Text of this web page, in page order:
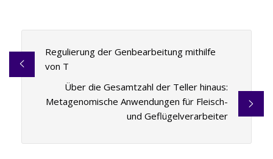
Regulierung der Genbearbeitung mithilfe
von T
Über die Gesamtzahl der Teller hinaus:
Metagenomische Anwendungen für Fleisch-
und Geflügelverarbeiter